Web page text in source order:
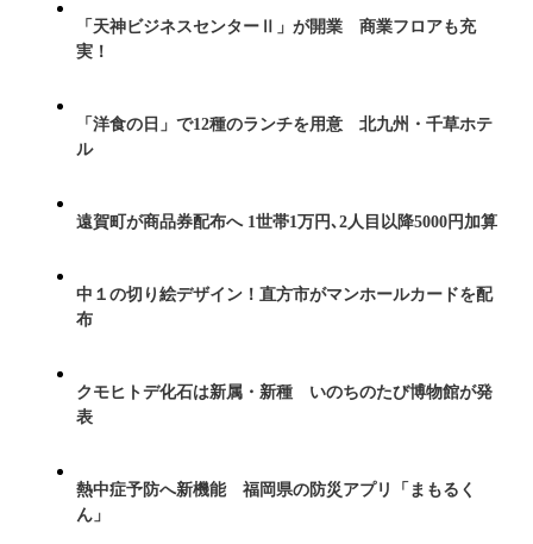
「天神ビジネスセンターⅡ」が開業 商業フロアも充
実！
「洋食の日」で12種のランチを用意 北九州・千草ホテ
ル
遠賀町が商品券配布へ 1世帯1万円､2人目以降5000円加算
中１の切り絵デザイン！直方市がマンホールカードを配
布
クモヒトデ化石は新属・新種 いのちのたび博物館が発
表
熱中症予防へ新機能 福岡県の防災アプリ「まもるく
ん」